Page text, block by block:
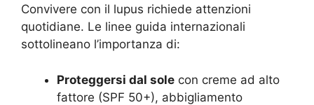
Convivere con il lupus richiede attenzioni
quotidiane. Le linee guida internazionali
sottolineano l’importanza di:
Proteggersi dal sole con creme ad alto
fattore (SPF 50+), abbigliamento